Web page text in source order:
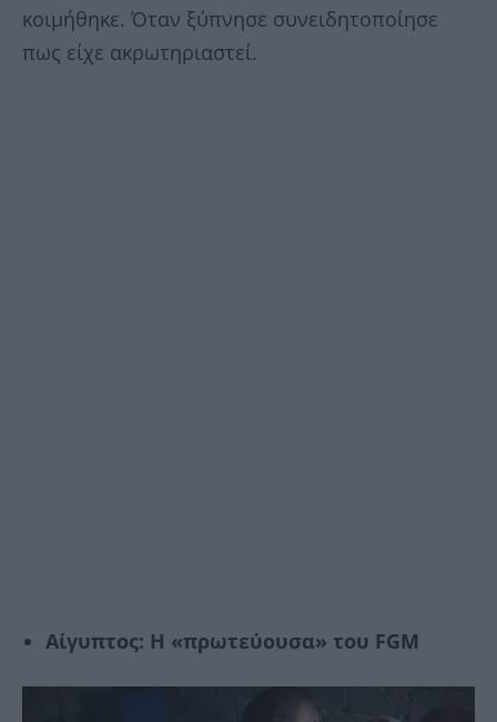
κοιμήθηκε. Όταν ξύπνησε συνειδητοποίησε
πως είχε ακρωτηριαστεί.
Αίγυπτος: Η «πρωτεύουσα» του FGM